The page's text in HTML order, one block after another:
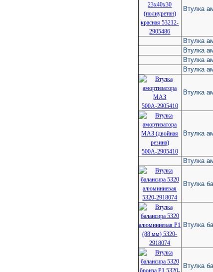
Втулка
Втулка
Втулка
Втулка
Втулка
Втулка
Втулка
Втулка
Втулка
Втулка
Втулка